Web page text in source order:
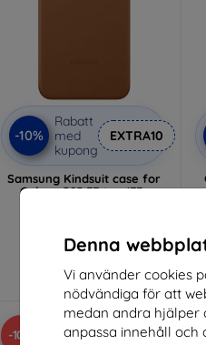
Denna
Vi använder cookies
nödvändiga för att
medan andra hjälper
anpassa innehåll och
-10%
Rabatt
med
kupong
EXTRA10
Samsung Kindsuit case for
Galaxy S25 FE tan (EF-
343 kr
I lager > 5 st
-10%
Nyhet